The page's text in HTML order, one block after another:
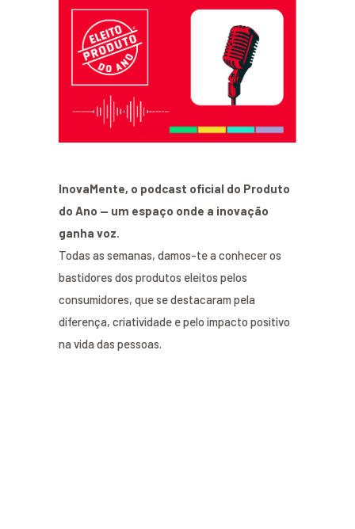
InovaMente, o podcast oficial do Produto
do Ano — um espaço onde a inovação
ganha voz.
Todas as semanas, damos-te a conhecer os
bastidores dos produtos eleitos pelos
consumidores, que se destacaram pela
diferença, criatividade e pelo impacto positivo
na vida das pessoas.